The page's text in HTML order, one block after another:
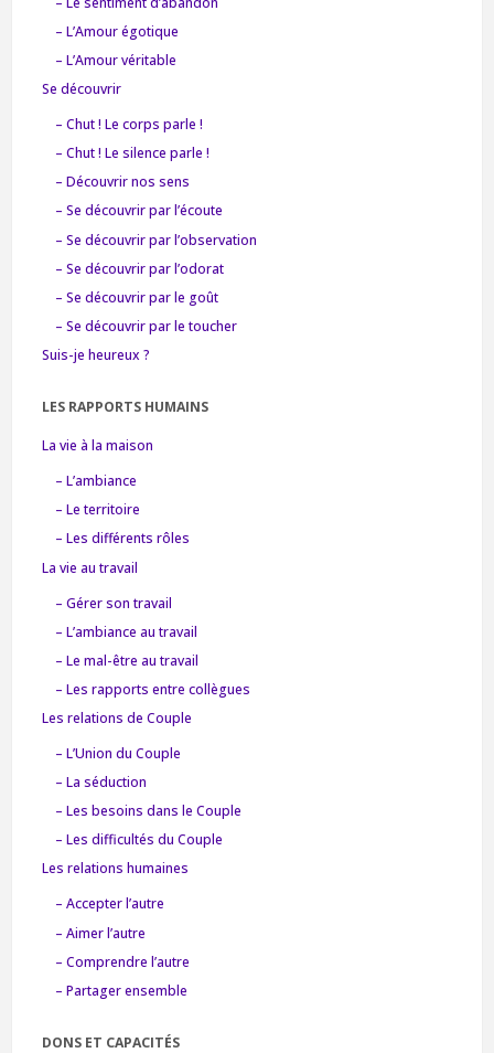
– L’Amour égotique
– L’Amour véritable
Se découvrir
– Chut ! Le corps parle !
– Chut ! Le silence parle !
– Découvrir nos sens
– Se découvrir par l’écoute
– Se découvrir par l’observation
– Se découvrir par l’odorat
– Se découvrir par le goût
– Se découvrir par le toucher
Suis-je heureux ?
LES RAPPORTS HUMAINS
La vie à la maison
– L’ambiance
– Le territoire
– Les différents rôles
La vie au travail
– Gérer son travail
– L’ambiance au travail
– Le mal-être au travail
– Les rapports entre collègues
Les relations de Couple
– L’Union du Couple
– La séduction
– Les besoins dans le Couple
– Les difficultés du Couple
Les relations humaines
– Accepter l’autre
– Aimer l’autre
– Comprendre l’autre
– Partager ensemble
DONS ET CAPACITÉS